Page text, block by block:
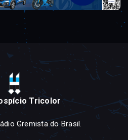
Tricolor
Gremista do Brasil.